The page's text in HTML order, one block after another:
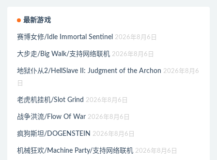
最新游戏
赛博女修/Idle Immortal Sentinel 2026年8月6日
大步走/Big Walk/支持网络联机 2026年8月6日
地狱仆从2/HellSlave II: Judgment of the Archon 2026年8月6
日
老虎机挂机/Slot Grind 2026年8月6日
战争洪流/Flow Of War 2026年8月6日
疯狗斯坦/DOGENSTEIN 2026年8月6日
机械狂欢/Machine Party/支持网络联机 2026年8月6日